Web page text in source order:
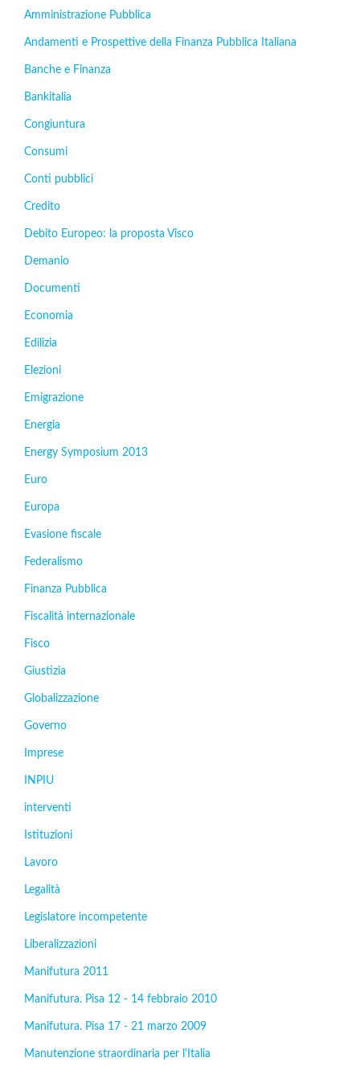
Amministrazione Pubblica
Andamenti e Prospettive della Finanza Pubblica Italiana
Banche e Finanza
Bankitalia
Congiuntura
Consumi
Conti pubblici
Credito
Debito Europeo: la proposta Visco
Demanio
Documenti
Economia
Edilizia
Elezioni
Emigrazione
Energia
Energy Symposium 2013
Euro
Europa
Evasione fiscale
Federalismo
Finanza Pubblica
Fiscalità internazionale
Fisco
Giustizia
Globalizzazione
Governo
Imprese
INPIU
interventi
Istituzioni
Lavoro
Legalità
Legislatore incompetente
Liberalizzazioni
Manifutura 2011
Manifutura. Pisa 12 - 14 febbraio 2010
Manifutura. Pisa 17 - 21 marzo 2009
Manutenzione straordinaria per l'Italia